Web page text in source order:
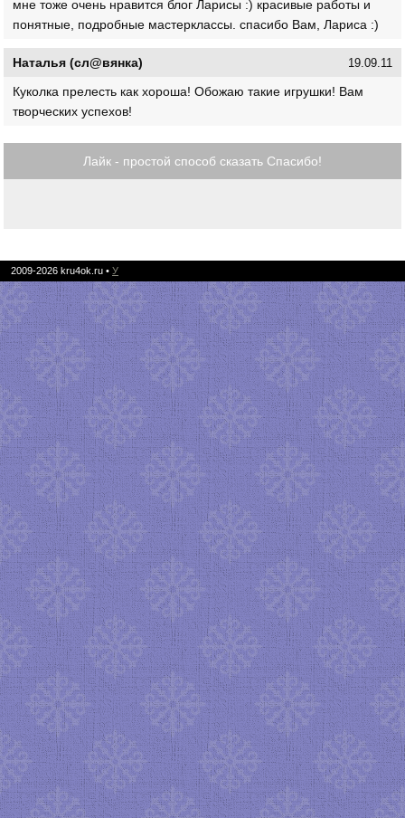
мне тоже очень нравится блог Ларисы :) красивые работы и
понятные, подробные мастерклассы. спасибо Вам, Лариса :)
Наталья (сл@вянка) 19.09.11
Куколка прелесть как хороша! Обожаю такие игрушки! Вам
творческих успехов!
Лайк - простой способ сказать Спасибо!
2009-2026 kru4ok.ru • У